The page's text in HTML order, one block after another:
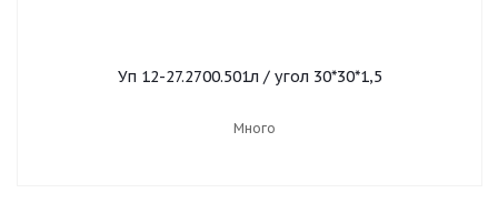
Уп 12-27.2700.501л / угол 30*30*1,5
Много